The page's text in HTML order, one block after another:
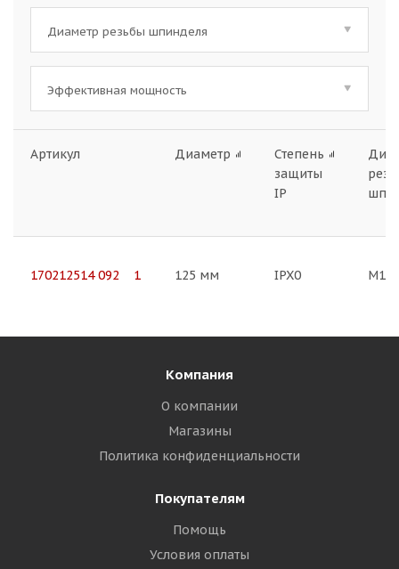
Диаметр резьбы шпинделя
Эффективная мощность
Артикул Диаметр
Степень
защиты
IP
170212514 092 1 125 мм IPX0 M14
Компания
О компании
Магазины
Политика конфиденциальности
Покупателям
Помощь
Условия оплаты